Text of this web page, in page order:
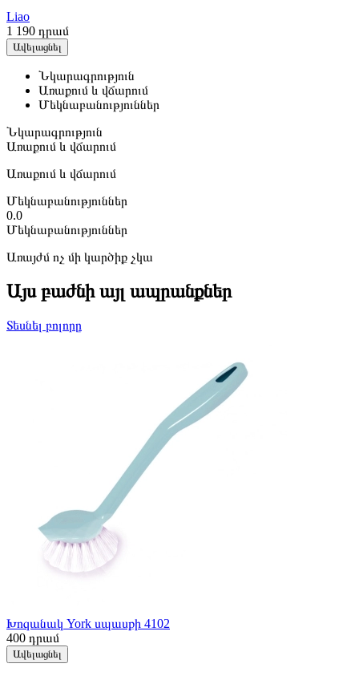
Liao
1 190 դրամ
Ավելացնել
Նկարագրություն
Առաքում և վճարում
Մեկնաբանություններ
Նկարագրություն
Առաքում և վճարում
Առաքում և վճարում
Մեկնաբանություններ
0.0
Մեկնաբանություններ
Առայժմ ոչ մի կարծիք չկա
Այս բաժնի այլ ապրանքներ
Տեսնել բոլորը
Խոզանակ York սպասքի 4102
400 դրամ
Ավելացնել